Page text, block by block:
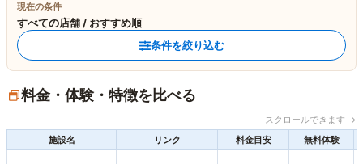
現在の条件
すべての店舗 / おすすめ順
条件を絞り込む
料金・体験・特徴を比べる
スクロールできます →
施設名
リンク 料金目安 無料体験